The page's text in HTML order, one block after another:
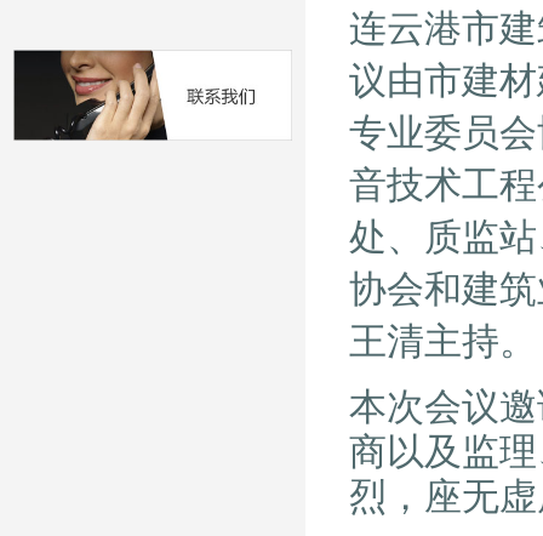
连云港市
议由市建
专业委员
音技术工
处、质监
协会和建
王清主持。
本次会议
商以及监
烈，座无